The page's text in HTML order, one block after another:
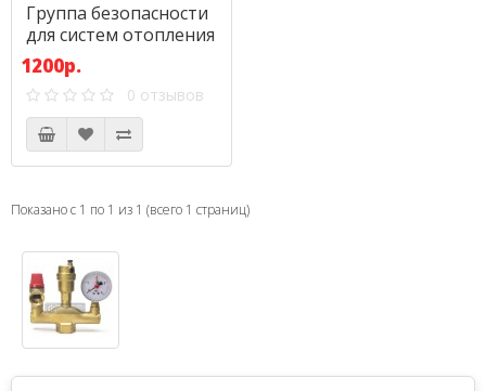
Группа безопасности
для систем отопления
1200р.
0 отзывов
Показано с 1 по 1 из 1 (всего 1 страниц)